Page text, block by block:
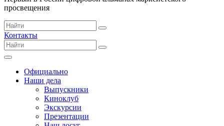
просвещения
Контакты
Официально
Наши дела
Выпускники
Киноклуб
Экскурсии
Презентации